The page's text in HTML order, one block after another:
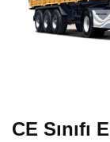
CE Sınıfı